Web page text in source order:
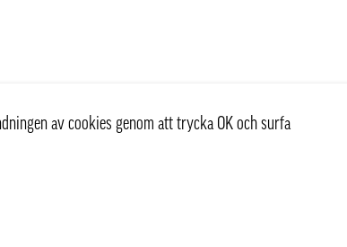
av cookies genom att trycka OK och surfa